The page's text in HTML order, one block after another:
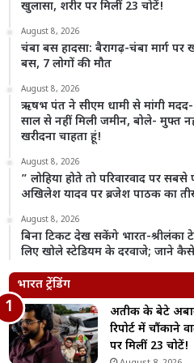
खुलासा, शरीर पर मिलीं 23 चोटें!
August 8, 2026
चंबा बस हादसा: बैरागढ़-चंबा मार्ग पर
बस, 7 लोगों की मौत
August 8, 2026
ऋषभ पंत ने सीएम धामी से मांगी मदद-
साल से नहीं मिली जमीन, बोले- मुफ्त
खरीदना चाहता हूं!
August 8, 2026
” लोहिया होते तो परिवारवाद पर
अखिलेश यादव पर ब्रजेश पाठक का
August 8, 2026
बिना टिकट देख सकेंगे भारत-श्रीलंका
लिए खोले स्टेडियम के दरवाजे; जाने कैसे
भारत ट्रेंडिंग
अतीक के बेटे
रिपोर्ट में चौंकाने
पर मिलीं 23 चोटें!